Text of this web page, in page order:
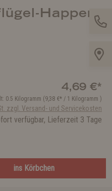
Happen
4,69 €*
0.5 Kilogramm (9,38 €* / 1 Kilogramm )
zzgl. Versand- und Servicekosten
verfügbar, Lieferzeit 3 Tage
ins Körbchen